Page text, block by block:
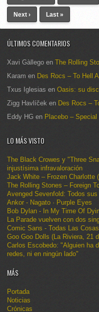
Next › Last »
ÚLTIMOS COMENTARIOS
Xavi Gàllego en The Rolling
Karam en Des Rocs – To Hell
Txus Iglesias en Oasis: su
Zigg Havlíček en Des Rocs –
Eddy HG en Placebo – Special
LO MÁS VISTO
The Black Crowes y "Three
injustísima infravaloración
Jack White – Frozen Charlotte
The Rolling Stones – Foreign
Avenged Sevenfold: Todos
Ankor - Nagato · Purple Eyes
Bob Dylan - In My Time Of
La Parade vuelven con dos
Comic Sans - Todas Las
Goo Goo Dolls (La Riviera, 21
Carlos Escobedo: "Alguien ha
redes, ni en ningún lado"
MÁS
Portada
Noticias
Crónicas